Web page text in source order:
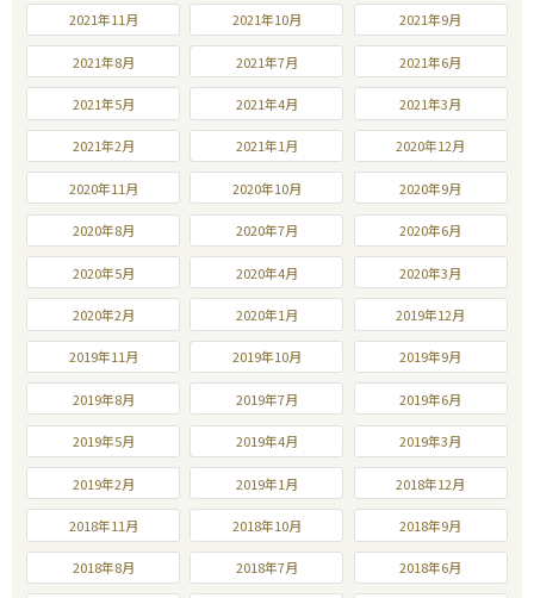
2021年11月 2021年10月 2021年9月
2021年8月 2021年7月 2021年6月
2021年5月 2021年4月 2021年3月
2021年2月 2021年1月 2020年12月
2020年11月 2020年10月 2020年9月
2020年8月 2020年7月 2020年6月
2020年5月 2020年4月 2020年3月
2020年2月 2020年1月 2019年12月
2019年11月 2019年10月 2019年9月
2019年8月 2019年7月 2019年6月
2019年5月 2019年4月 2019年3月
2019年2月 2019年1月 2018年12月
2018年11月 2018年10月 2018年9月
2018年8月 2018年7月 2018年6月